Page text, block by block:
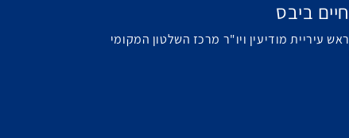
חיים ביבס
ראש עיריית מודיעין ויו"ר מרכז השלטון המקומי